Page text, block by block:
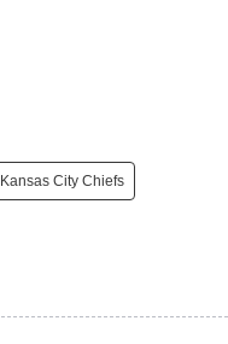
Kansas City Chiefs